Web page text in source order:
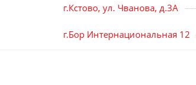
г.Кстово, ул. Чванова, д.3А
г.Бор Интернациональная 12